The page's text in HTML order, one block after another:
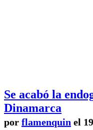
Se acabó la
Dinamarca
por flamenquin el